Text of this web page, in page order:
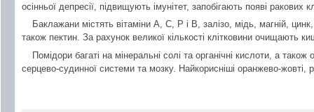
осінньої депресії, підвищують імунітет, запобігають появі ракових
Баклажани містять вітаміни А, С, Р і В, залізо, мідь, магній,
також пектин. За рахунок великої кількості клітковини очищають
Помідори багаті на мінеральні солі та органічні кислоти, а
серцево-судинної системи та мозку. Найкорисніші оранжево-жовті,